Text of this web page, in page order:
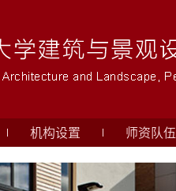
机构设置 师资队伍